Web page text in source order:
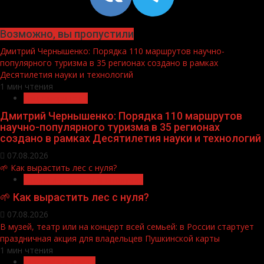
Возможно, вы пропустили
Дмитрий Чернышенко: Порядка 110 маршрутов научно-
популярного туризма в 35 регионах создано в рамках
Десятилетия науки и технологий
1 мин чтения
Дмитрий Чернышенко: Порядка 110 маршрутов
научно-популярного туризма в 35 регионах
создано в рамках Десятилетия науки и технологий
07.08.2026
🌱 Как вырастить лес с нуля?
🌱 Как вырастить лес с нуля?
07.08.2026
В музей, театр или на концерт всей семьей: в России стартует
праздничная акция для владельцев Пушкинской карты
1 мин чтения